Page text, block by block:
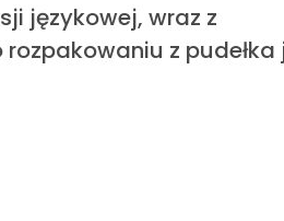
językowej, wraz z
z pudełka